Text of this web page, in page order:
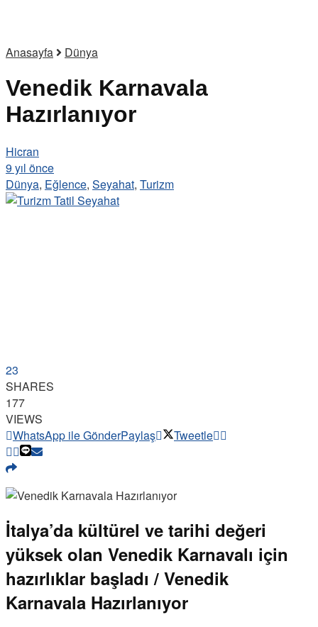
Anasayfa Dünya
Venedik Karnavala
Hazırlanıyor
Hicran
9 yıl önce
Dünya, Eğlence, Seyahat, Turizm
23
SHARES
177
VIEWS
WhatsApp ile GönderPaylaş Tweetle
İtalya’da kültürel ve tarihi değeri
yüksek olan Venedik Karnavalı için
hazırlıklar başladı / Venedik
Karnavala Hazırlanıyor